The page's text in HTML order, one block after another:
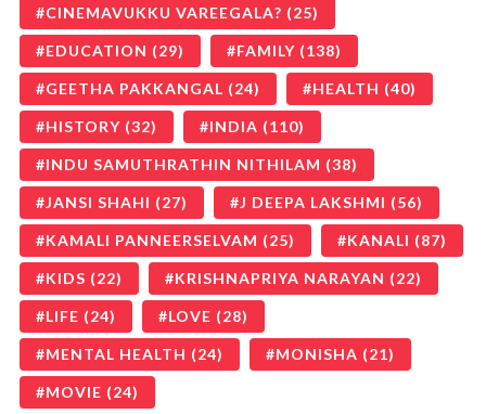
CINEMAVUKKU VAREEGALA? (25)
EDUCATION (29) FAMILY (138)
GEETHA PAKKANGAL (24) HEALTH (40)
HISTORY (32) INDIA (110)
INDU SAMUTHRATHIN NITHILAM (38)
JANSI SHAHI (27) J DEEPA LAKSHMI (56)
KAMALI PANNEERSELVAM (25) KANALI (87)
KIDS (22) KRISHNAPRIYA NARAYAN (22)
LIFE (24) LOVE (28)
MENTAL HEALTH (24) MONISHA (21)
MOVIE (24)